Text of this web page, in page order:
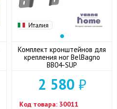
Италия
Комплект кронштейнов для
крепления ног BelBagno
BB04-SUP
2 580 ₽
Код товара: 30011